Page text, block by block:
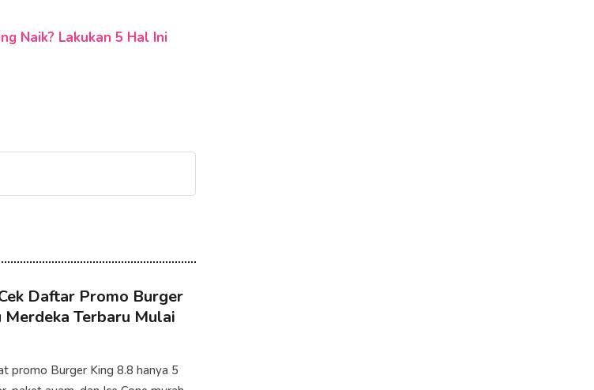
Naik? Lakukan 5 Hal Ini
Daftar Promo Burger
Merdeka Terbaru Mulai
promo Burger King 8.8 hanya 5